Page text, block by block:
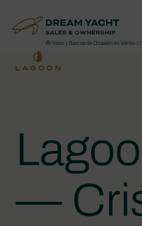
›Yates y Barcos de Ocasión en Venta›
—